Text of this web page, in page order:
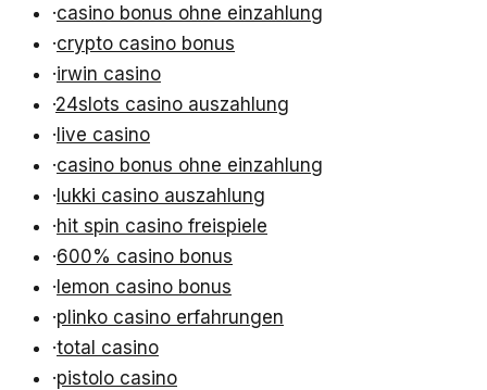
·casino bonus ohne einzahlung
·crypto casino bonus
·irwin casino
·24slots casino auszahlung
·live casino
·casino bonus ohne einzahlung
·lukki casino auszahlung
·hit spin casino freispiele
·600% casino bonus
·lemon casino bonus
·plinko casino erfahrungen
·total casino
·pistolo casino